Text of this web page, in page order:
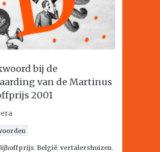
bij de
van de Martinus
2001
, België, vertalershuizen,